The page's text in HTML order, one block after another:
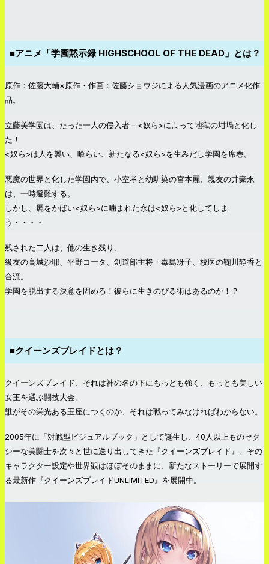
■アニメ「学園黙示録 HIGHSCHOOL OF THE DEAD」とは？
原作：佐藤大輔×原作・作画：佐藤ショウジによる人気漫画のアニメ化作
品。
立藤美学園は、たった一人の侵入者－<奴ら>によって地獄の坩堝と化し
た！
<奴ら>は人を襲い、喰らい、新たなる<奴ら>を生みだし学園を席巻。
悪魔の世界と化した学園内で、小室孝と幼馴染の宮本麗、親友の井豪永
は、一時避難する。
しかし、麗をかばい<奴ら>に噛まれた永は<奴ら>と化してしま
う・・・・
残された二人は、他の生き残り、
級友の高城沙耶、平野コータ、剣道部主将・毒島冴子、校医の鞠川静香と
合流。
学園を脱出する決意を固める！彼らに生きのびる術はあるのか！？
■クイーンズブレイドとは？
クイーンズブレイド、それは神の名の下にもっとも強く、もっとも美しい
女王を選ぶ闘技大会。
誰がその栄光ある玉座につくのか、それは戦ってみなければわからない。
2005年に「対戦型ビジュアルブック」として誕生し、40人以上ものセク
シーな美闘士を次々と世に送り出してきた『クイーンズブレイド』。その
キャラクター設定や世界観はほぼそのままに、新たなストーリーで展開す
る最新作『クイーンズブレイドUNLIMITED』を展開中。